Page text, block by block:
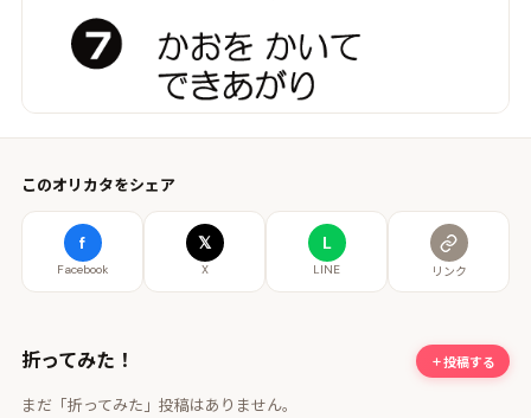
このオリカタをシェア
f
Facebook
𝕏
X
L
LINE リンク
折ってみた！ 投稿する
まだ「折ってみた」投稿はありません。